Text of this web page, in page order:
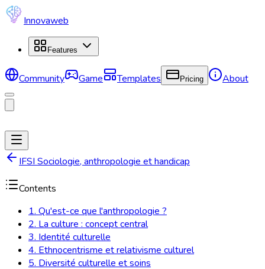
Innovaweb
Features
Community Game Templates Pricing About
IFSI Sociologie, anthropologie et handicap
Contents
1. Qu'est-ce que l'anthropologie ?
2. La culture : concept central
3. Identité culturelle
4. Ethnocentrisme et relativisme culturel
5. Diversité culturelle et soins